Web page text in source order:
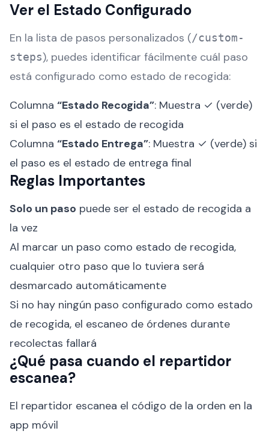
Ver el Estado Configurado
En la lista de pasos personalizados (/custom-
steps), puedes identificar fácilmente cuál paso
está configurado como estado de recogida:
Columna “Estado Recogida”: Muestra ✓ (verde)
si el paso es el estado de recogida
Columna “Estado Entrega”: Muestra ✓ (verde) si
el paso es el estado de entrega final
Reglas Importantes
Solo un paso puede ser el estado de recogida a
la vez
Al marcar un paso como estado de recogida,
cualquier otro paso que lo tuviera será
desmarcado automáticamente
Si no hay ningún paso configurado como estado
de recogida, el escaneo de órdenes durante
recolectas fallará
¿Qué pasa cuando el repartidor
escanea?
El repartidor escanea el código de la orden en la
app móvil